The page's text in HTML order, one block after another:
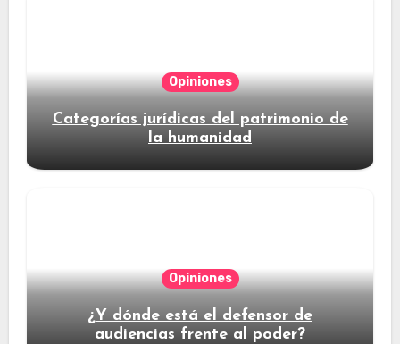
Opiniones
Categorías jurídicas del patrimonio de
la humanidad
Opiniones
¿Y dónde está el defensor de
audiencias frente al poder?